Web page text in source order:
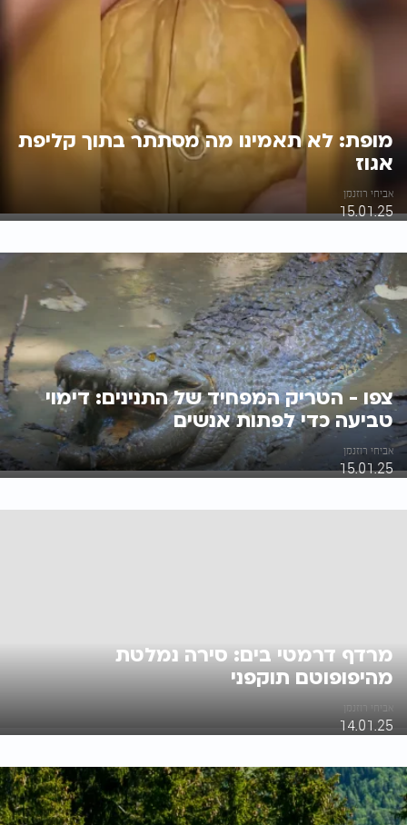
מופת: לא תאמינו מה מסתתר בתוך קליפת
אגוז
אביחי רוזנמן
15.01.25
צפו - הטריק המפחיד של התנינים: דימוי
טביעה כדי לפתות אנשים
אביחי רוזנמן
15.01.25
מרדף דרמטי בים: סירה נמלטת
מהיפופוטם תוקפני
אביחי רוזנמן
14.01.25